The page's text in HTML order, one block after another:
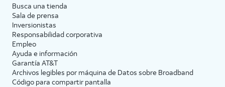
Busca una tienda
Sala de prensa
Inversionistas
Responsabilidad corporativa
Empleo
Ayuda e información
Garantía AT&T
Archivos legibles por máquina de Datos sobre Broadband
Código para compartir pantalla